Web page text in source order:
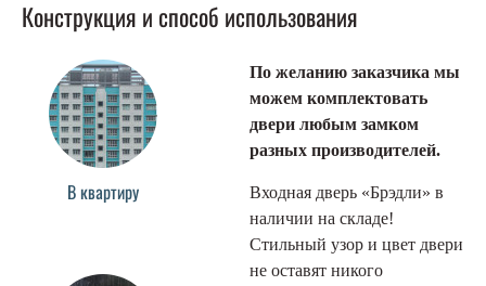
Конструкция и способ использования
В квартиру
По желанию заказчика мы
можем комплектовать
двери любым замком
разных производителей.
Входная дверь «Брэдли» в
наличии на складе!
Стильный узор и цвет двери
не оставят никого